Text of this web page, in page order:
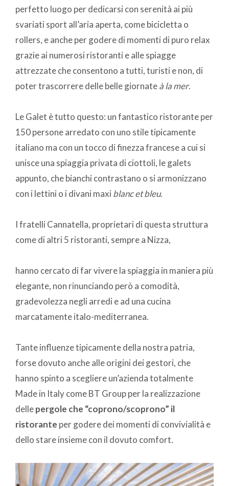
perfetto luogo per dedicarsi con serenità ai più
svariati sport all’aria aperta, come bicicletta o
rollers, e anche per godere di momenti di puro relax
grazie ai numerosi ristoranti e alle spiagge
attrezzate che consentono a tutti, turisti e non, di
poter trascorrere delle belle giornateà la mer.
Le Galet è tutto questo: un fantastico ristorante per
150 persone arredato con uno stile tipicamente
italiano ma con un tocco di finezza francese a cui si
unisce una spiaggia privata di ciottoli, le galets
appunto, che bianchi contrastano o si armonizzano
con i lettini o i divani maxi blanc et bleu.
I fratelli Cannatella, proprietari di questa struttura
come di altri 5 ristoranti, sempre a Nizza,
hanno cercato di far vivere la spiaggia in maniera più
elegante, non rinunciando però a comodità,
gradevolezza negli arredi e ad una cucina
marcatamente italo-mediterranea.
Tante influenze tipicamente della nostra patria,
forse dovuto anche alle origini dei gestori, che
hanno spinto a scegliere un’azienda totalmente
Made in Italy come BT Group per la realizzazione
dellepergole che “coprono/scoprono” il
ristorante per godere dei momenti di convivialità e
dello stare insieme con il dovuto comfort.